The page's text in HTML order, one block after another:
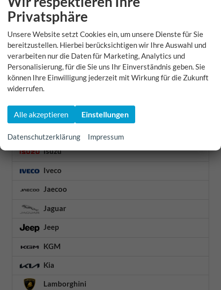
Futura
Geely
Genesis
GWM
Honda
Hyundai
Infiniti
Isuzu
Iveco
Jaecoo
Jaguar
Jeep
KGM
Kia
Lamborghini
Privatsphäre
Unsere Website setzt Cookies ein, um unsere Dienste für Sie
bereitzustellen. Hierbei berücksichtigen wir Ihre Auswahl und
verarbeiten nur die Daten für Marketing, Analytics und
Personalisierung, für die Sie uns Ihr Einverständnis geben. Sie
können Ihre Einwilligung jederzeit mit Wirkung für die Zukunft
widerrufen.
Alle akzeptieren Einstellungen
Datenschutzerklärung Impressum